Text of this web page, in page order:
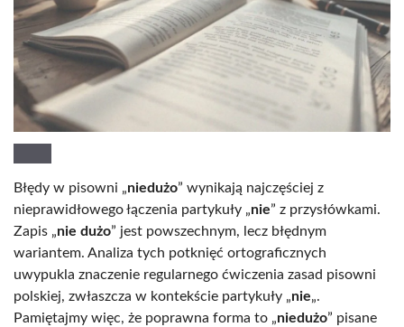
Błędy w pisowni „niedużo” wynikają najczęściej z
nieprawidłowego łączenia partykuły „nie” z przysłówkami.
Zapis „nie dużo” jest powszechnym, lecz błędnym
wariantem. Analiza tych potknięć ortograficznych
uwypukla znaczenie regularnego ćwiczenia zasad pisowni
polskiej, zwłaszcza w kontekście partykuły „nie„.
Pamiętajmy więc, że poprawna forma to „niedużo” pisane